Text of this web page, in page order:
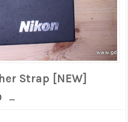
Strap [NEW]
...